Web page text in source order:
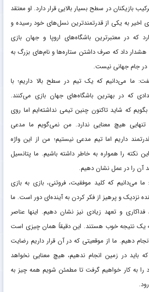
بازیکنان در سطح بسیار بالایی قرار دارد. او معتقد
اخیر به یکی از قدرتمندترین نسل‌های خود رسیده و
که در معتبرترین باشگاه‌های اروپا و جهان بازی
هشدار داد که صرف داشتن ستاره‌ها و نام‌های بزرگ به
جام جهانی نیست.
ما می‌دانیم که یک تیم در سطح بالا داریم؛ با
که در بهترین باشگاه‌های جهان بازی می‌کنند.
که شاید تاکنون چنین تیمی نداشته‌ایم اما روی
هیچ معنایی ندارد. من نمی‌گویم ما مدعی
داریم اما تیم مدعی نیستیم؛ من از این واژه
نکته را همواره به خاطر داشته باشیم. ما پتانسیل
آن را در عمل نشان دهیم.
ما می‌دانیم که کلید موفقیت، فروتنی، بازی به بازی
نزدیک و پرهیز از فکر کردن به آینده‌ای دور است. ما
فداکاری و تعهد زیادی نیز نشان دهیم. اینها عناصر
یک نتیجه خوب هستند. این دقیقاً همان چیزی است
دهیم. ما از موقعیتی که در آن قرار داریم رضایت
که باید در زمین انجام ندهیم، هیچ معنایی نخواهد
به کار خواهیم گرفت تا مطمئن شویم همه چیز به